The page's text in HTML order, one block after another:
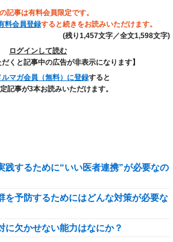
記事は有料会員限定です。
料会員登録すると続きをお読みいただけます。
(残り1,457文字／全文1,598文字)
ログインして読む
だくと記事中の広告が非表示になります】
ルマガ会員（無料）に登録すると
記事が3本お読みいただけます。
践するために“いい医者連携”が必要なの
を予防するためにはどんな対策が必要な
に欠かせない能力はなにか？